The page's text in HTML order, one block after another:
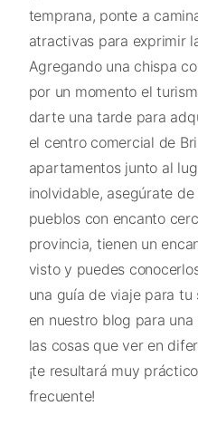
temprana, ponte a
atractivas para exprimir
Agregando una chispa
por un momento el
darte una tarde para
el centro comercial de
apartamentos junto al
inolvidable, asegúrate
pueblos con encanto
provincia, tienen un
visto y puedes
una guía de viaje para tu
en nuestro blog para
las cosas que ver en
¡te resultará muy
frecuente!